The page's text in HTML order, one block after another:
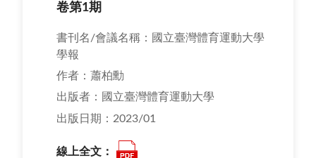
卷第1期
書刊名/會議名稱：國立臺灣體育運動大學
學報
作者：蕭柏勳
出版者：國立臺灣體育運動大學
出版日期：2023/01
線上全文：